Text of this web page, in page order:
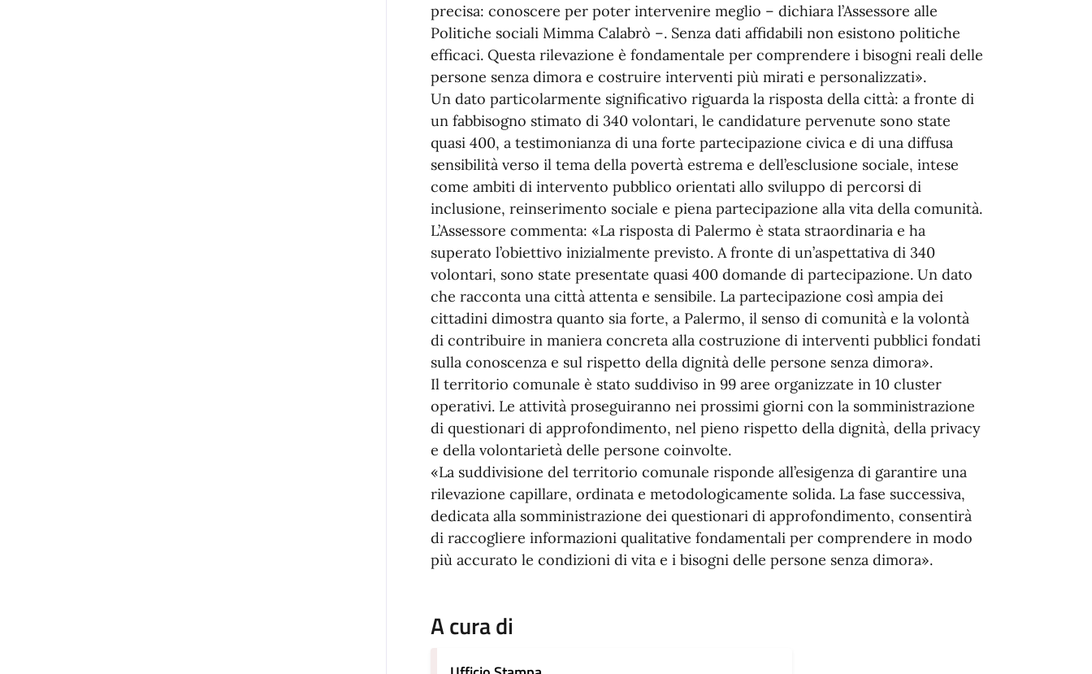
precisa: conoscere per poter intervenire meglio – dichiara l’Assessore alle
Politiche sociali Mimma Calabrò –. Senza dati affidabili non esistono politiche
efficaci. Questa rilevazione è fondamentale per comprendere i bisogni reali delle
persone senza dimora e costruire interventi più mirati e personalizzati».
Un dato particolarmente significativo riguarda la risposta della città: a fronte di
un fabbisogno stimato di 340 volontari, le candidature pervenute sono state
quasi 400, a testimonianza di una forte partecipazione civica e di una diffusa
sensibilità verso il tema della povertà estrema e dell’esclusione sociale, intese
come ambiti di intervento pubblico orientati allo sviluppo di percorsi di
inclusione, reinserimento sociale e piena partecipazione alla vita della comunità.
L’Assessore commenta: «La risposta di Palermo è stata straordinaria e ha
superato l’obiettivo inizialmente previsto. A fronte di un’aspettativa di 340
volontari, sono state presentate quasi 400 domande di partecipazione. Un dato
che racconta una città attenta e sensibile. La partecipazione così ampia dei
cittadini dimostra quanto sia forte, a Palermo, il senso di comunità e la volontà
di contribuire in maniera concreta alla costruzione di interventi pubblici fondati
sulla conoscenza e sul rispetto della dignità delle persone senza dimora».
Il territorio comunale è stato suddiviso in 99 aree organizzate in 10 cluster
operativi. Le attività proseguiranno nei prossimi giorni con la somministrazione
di questionari di approfondimento, nel pieno rispetto della dignità, della privacy
e della volontarietà delle persone coinvolte.
«La suddivisione del territorio comunale risponde all’esigenza di garantire una
rilevazione capillare, ordinata e metodologicamente solida. La fase successiva,
dedicata alla somministrazione dei questionari di approfondimento, consentirà
di raccogliere informazioni qualitative fondamentali per comprendere in modo
più accurato le condizioni di vita e i bisogni delle persone senza dimora».
A cura di